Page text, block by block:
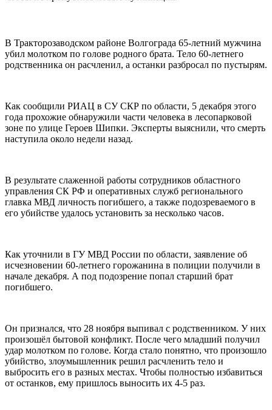
В Тракторозаводском районе Волгограда 65-летний мужчина
убил молотком по голове родного брата. Тело 60-летнего
родственника он расчленил, а останки разбросал по пустырям.
Как сообщили РИАЦ в СУ СКР по области, 5 декабря этого
года прохожие обнаружили части человека в лесопарковой
зоне по улице Героев Шипки. Эксперты выяснили, что смерть
наступила около недели назад.
В результате слаженной работы сотрудников областного
управления СК РФ и оперативных служб регионального
главка МВД личность погибшего, а также подозреваемого в
его убийстве удалось установить за несколько часов.
Как уточнили в ГУ МВД России по области, заявление об
исчезновении 60-летнего горожанина в полиции получили в
начале декабря. А под подозрение попал старший брат
погибшего.
Он признался, что 28 ноября выпивал с родственником. У них
произошёл бытовой конфликт. После чего младший получил
удар молотком по голове. Когда стало понятно, что произошло
убийство, злоумышленник решил расчленить тело и
выбросить его в разных местах. Чтобы полностью избавиться
от останков, ему пришлось выносить их 4-5 раз.